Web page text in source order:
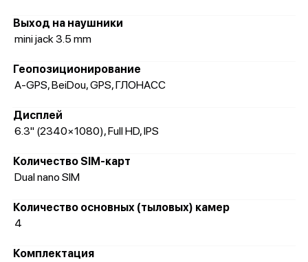
Выход на наушники
mini jack 3.5 mm
Геопозиционирование
A-GPS, BeiDou, GPS, ГЛОНАСС
Дисплей
6.3" (2340×1080), Full HD, IPS
Количество SIM-карт
Dual nano SIM
Количество основных (тыловых) камер
4
Комплектация